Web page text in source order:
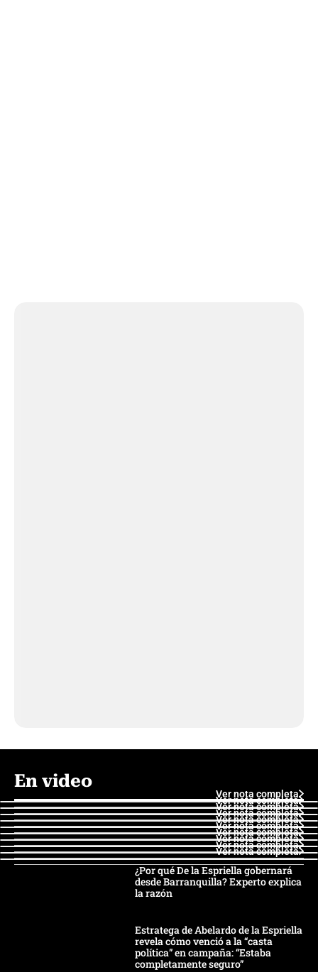
En video
Ver nota completa
Ver nota completa
Ver nota completa
Ver nota completa
Ver nota completa
Ver nota completa
Ver nota completa
Ver nota completa
Ver nota completa
Ver nota completa
¿Por qué De la Espriella gobernará
desde Barranquilla? Experto explica
la razón
Estratega de Abelardo de la Espriella
revela cómo venció a la “casta
política” en campaña: “Estaba
completamente seguro”